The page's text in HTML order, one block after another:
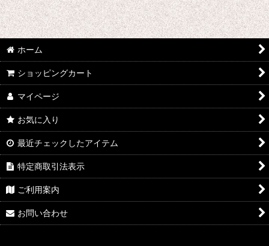
弱虫ペダル
幼女戦記
山田くんと7人の魔女
夢王国と眠れる100人の王子様
遊☆戯☆王デュエルモンスターズGX
幽☆遊☆白書
約束のネバーランド
遊戯王
ようこそ実力至上主義の教室へ
ホーム
ショッピングカート
マイページ
お気に入り
最近チェックしたアイテム
特定商取引法表示
ご利用案内
お問い合わせ